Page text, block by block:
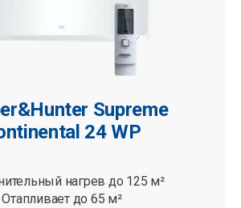
Supreme
24 WP
нагрев до 125 м²
Отапливает до 65 м²